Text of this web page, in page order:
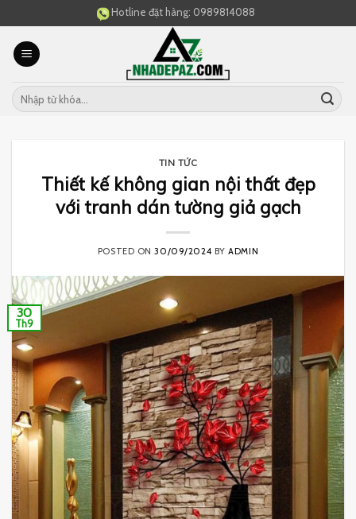
to
content
Hotline đặt hàng: 0989814088
TIN TỨC
Thiết kế không gian nội thất đẹp
với tranh dán tường giả gạch
POSTED ON30/09/2024 BYADMIN
30
Th9